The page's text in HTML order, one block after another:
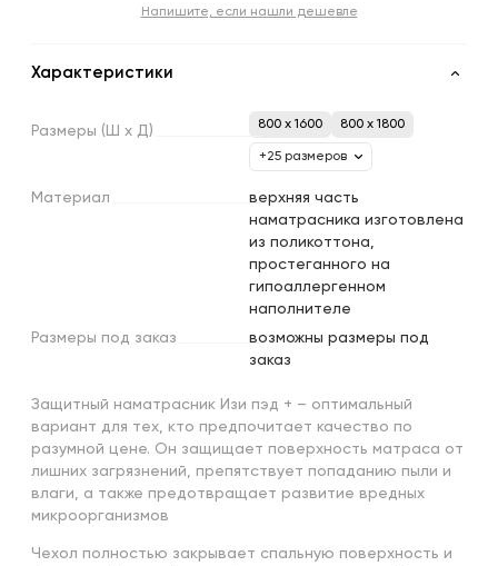
Напишите, если нашли дешевле
Характеристики
Размеры (Ш х Д) 800 x 1600 800 x 1800
+25 размеров
Материал
верхняя часть
наматрасника изготовлена
из поликоттона,
простеганного на
гипоаллергенном
наполнителе
Размеры под заказ
возможны размеры под
заказ
Защитный наматрасник Изи пэд + – оптимальный
вариант для тех, кто предпочитает качество по
разумной цене. Он защищает поверхность матраса от
лишних загрязнений, препятствует попаданию пыли и
влаги, а также предотвращает развитие вредных
микроорганизмов
Чехол полностью закрывает спальную поверхность и